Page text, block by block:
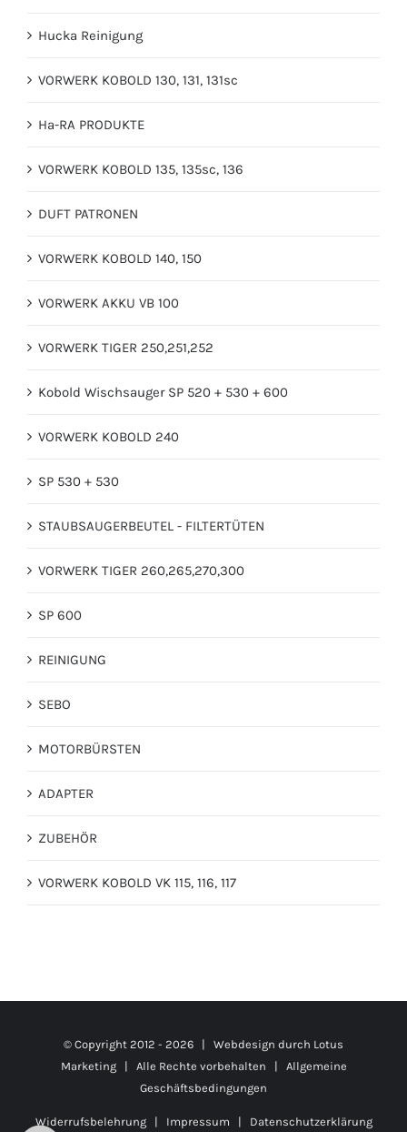
Hucka Reinigung
VORWERK KOBOLD 130, 131, 131sc
Ha-RA PRODUKTE
VORWERK KOBOLD 135, 135sc, 136
DUFT PATRONEN
VORWERK KOBOLD 140, 150
VORWERK AKKU VB 100
VORWERK TIGER 250,251,252
Kobold Wischsauger SP 520 + 530 + 600
VORWERK KOBOLD 240
SP 530 + 530
STAUBSAUGERBEUTEL - FILTERTÜTEN
VORWERK TIGER 260,265,270,300
SP 600
REINIGUNG
SEBO
MOTORBÜRSTEN
ADAPTER
ZUBEHÖR
VORWERK KOBOLD VK 115, 116, 117
© Copyright 2012 - 2026 | Webdesign durch Lotus
Marketing| Alle Rechte vorbehalten | Allgemeine
Geschäftsbedingungen
Widerrufsbelehrung| Impressum | Datenschutzerklärung